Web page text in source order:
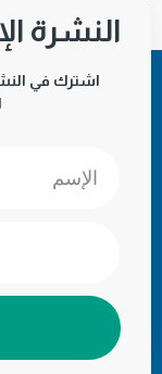
النشرة
اشترك في